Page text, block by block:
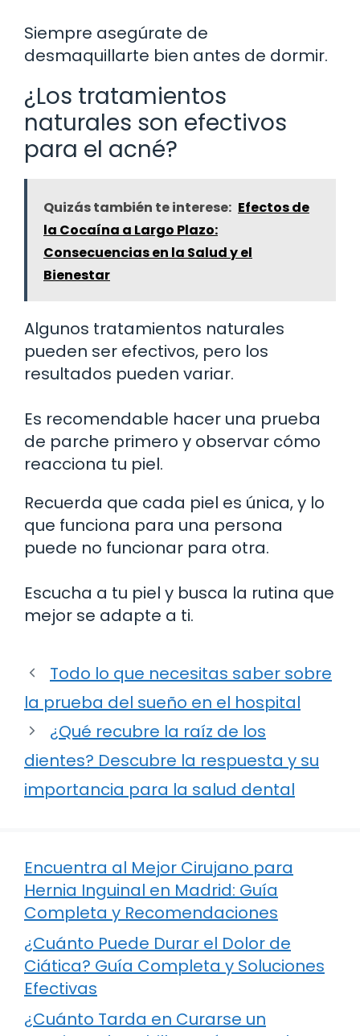
Siempre asegúrate de
desmaquillarte bien antes de dormir.
¿Los tratamientos
naturales son efectivos
para el acné?
Quizás también te interese: Efectos de
la Cocaína a Largo Plazo:
Consecuencias en la Salud y el
Bienestar
Algunos tratamientos naturales
pueden ser efectivos, pero los
resultados pueden variar.
Es recomendable hacer una prueba
de parche primero y observar cómo
reacciona tu piel.
Recuerda que cada piel es única, y lo
que funciona para una persona
puede no funcionar para otra.
Escucha a tu piel y busca la rutina que
mejor se adapte a ti.
Todo lo que necesitas saber sobre
la prueba del sueño en el hospital
¿Qué recubre la raíz de los
dientes? Descubre la respuesta y su
importancia para la salud dental
Encuentra al Mejor Cirujano para
Hernia Inguinal en Madrid: Guía
Completa y Recomendaciones
¿Cuánto Puede Durar el Dolor de
Ciática? Guía Completa y Soluciones
Efectivas
¿Cuánto Tarda en Curarse un